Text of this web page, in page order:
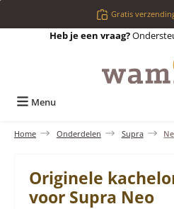
Ga naar de hoofdinhoudGratis
Heb je een vraag?
Menu
Home Onderdelen Supra
Originele
voor Supra Neo